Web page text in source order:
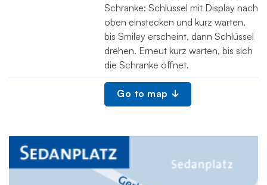
Schranke: Schlüssel mit Display nach
oben einstecken und kurz warten,
bis Smiley erscheint, dann Schlüssel
drehen. Erneut kurz warten, bis sich
die Schranke öffnet.
Go to map